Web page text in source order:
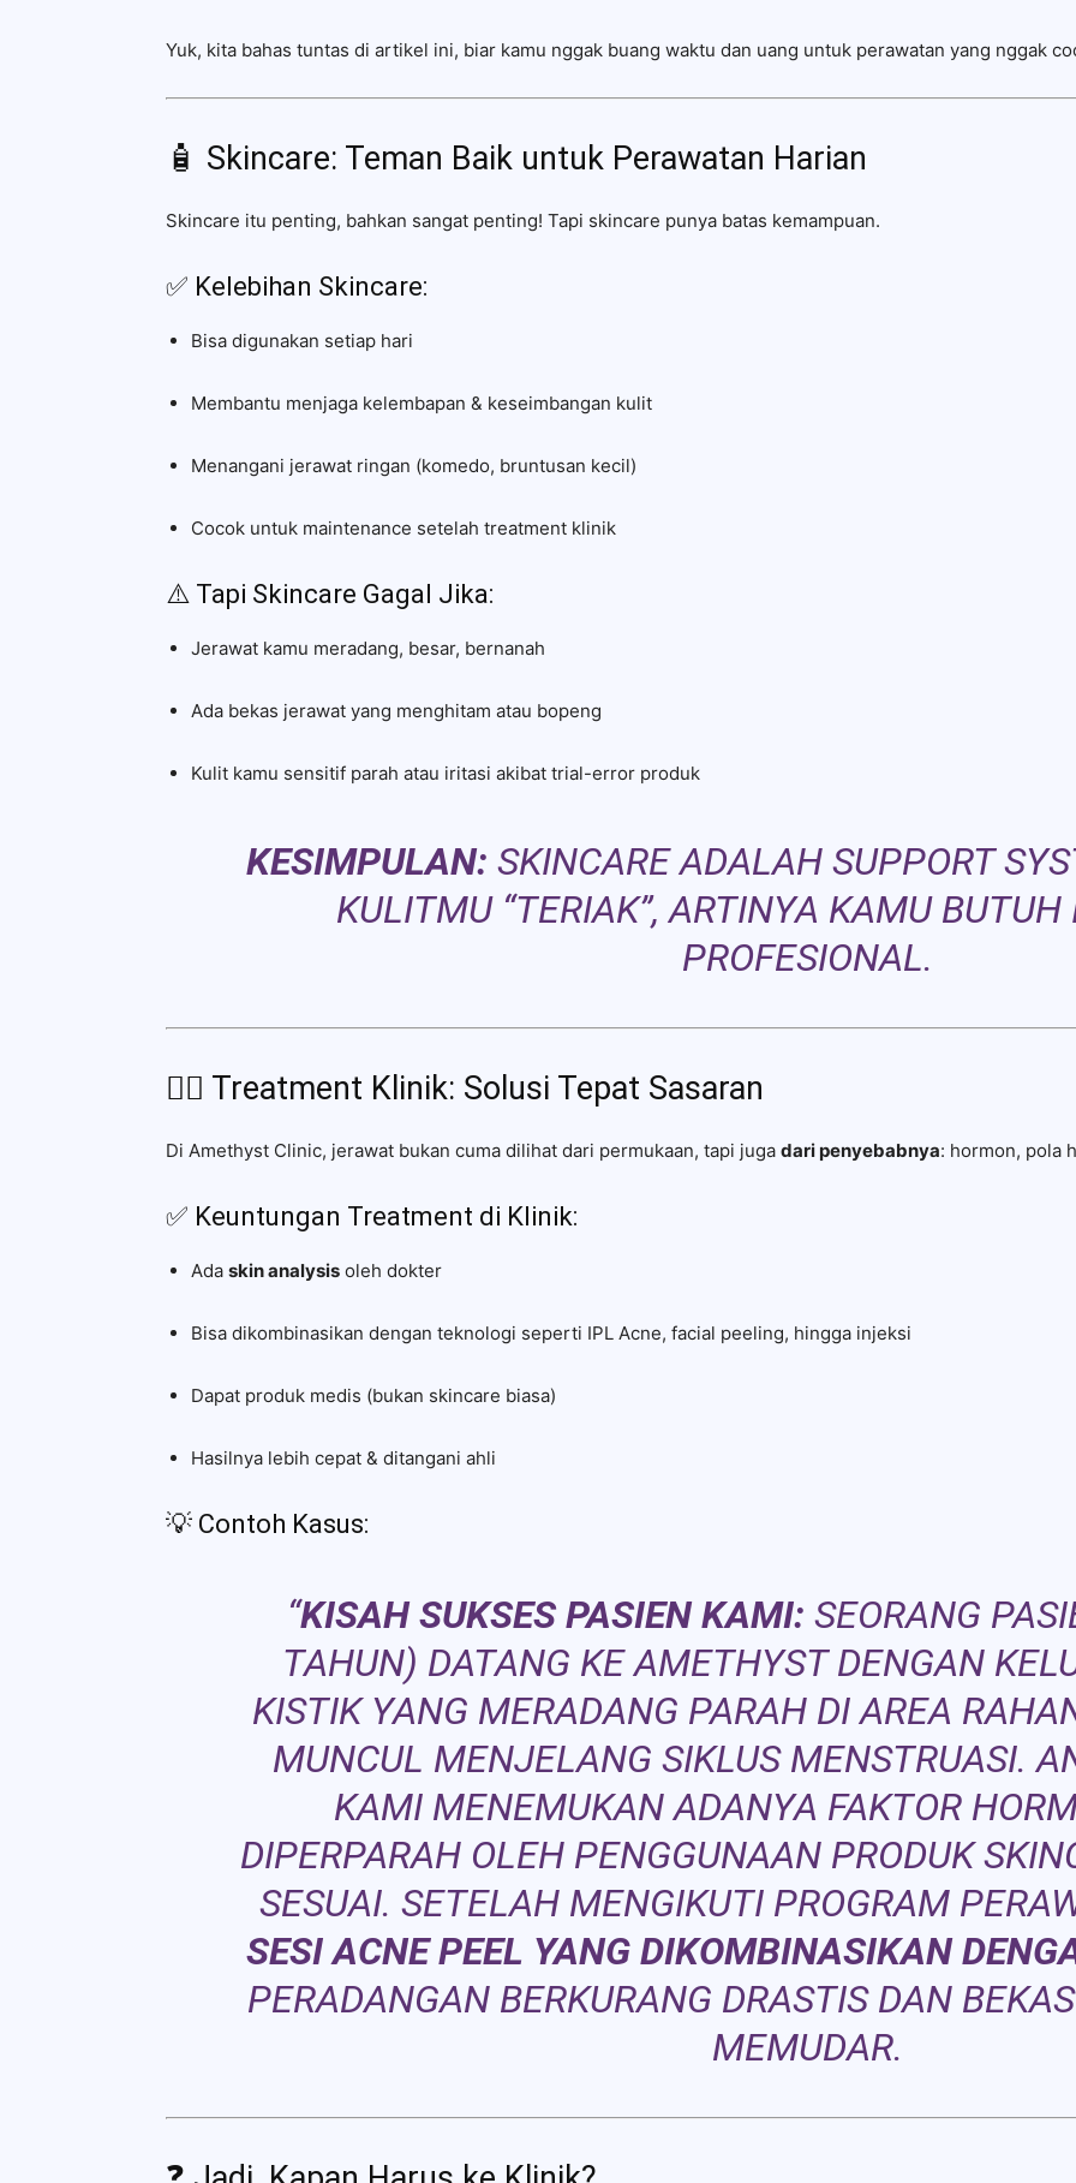
Yuk, kita bahas tuntas di artikel ini, biar kamu nggak buang waktu dan uang untuk perawatan yang nggak
🧴 Skincare: Teman Baik untuk Perawatan Harian
Skincare itu penting, bahkan sangat penting! Tapi skincare punya batas kemampuan.
✅ Kelebihan Skincare:
Bisa digunakan setiap hari
Membantu menjaga kelembapan & keseimbangan kulit
Menangani jerawat ringan (komedo, bruntusan kecil)
Cocok untuk maintenance setelah treatment klinik
⚠️ Tapi Skincare Gagal Jika:
Jerawat kamu meradang, besar, bernanah
Ada bekas jerawat yang menghitam atau bopeng
Kulit kamu sensitif parah atau iritasi akibat trial-error produk
KESIMPULAN: SKINCARE ADALAH SUPPORT
KULITMU “TERIAK”, ARTINYA KAMU BUTUH
PROFESIONAL.
🧑‍⚕️ Treatment Klinik: Solusi Tepat Sasaran
Di Amethyst Clinic, jerawat bukan cuma dilihat dari permukaan, tapi juga dari penyebabnya: hormon, pola
✅ Keuntungan Treatment di Klinik:
Ada skin analysis oleh dokter
Bisa dikombinasikan dengan teknologi seperti IPL Acne, facial peeling, hingga injeksi
Dapat produk medis (bukan skincare biasa)
Hasilnya lebih cepat & ditangani ahli
💡 Contoh Kasus:
“KISAH SUKSES PASIEN KAMI: SEORANG
TAHUN) DATANG KE AMETHYST DENGAN
KISTIK YANG MERADANG PARAH DI AREA
MUNCUL MENJELANG SIKLUS MENSTRUASI.
KAMI MENEMUKAN ADANYA FAKTOR
DIPERPARAH OLEH PENGGUNAAN PRODUK
SESUAI. SETELAH MENGIKUTI PROGRAM
SESI ACNE PEEL YANG DIKOMBINASIKAN
PERADANGAN BERKURANG DRASTIS DAN
MEMUDAR.